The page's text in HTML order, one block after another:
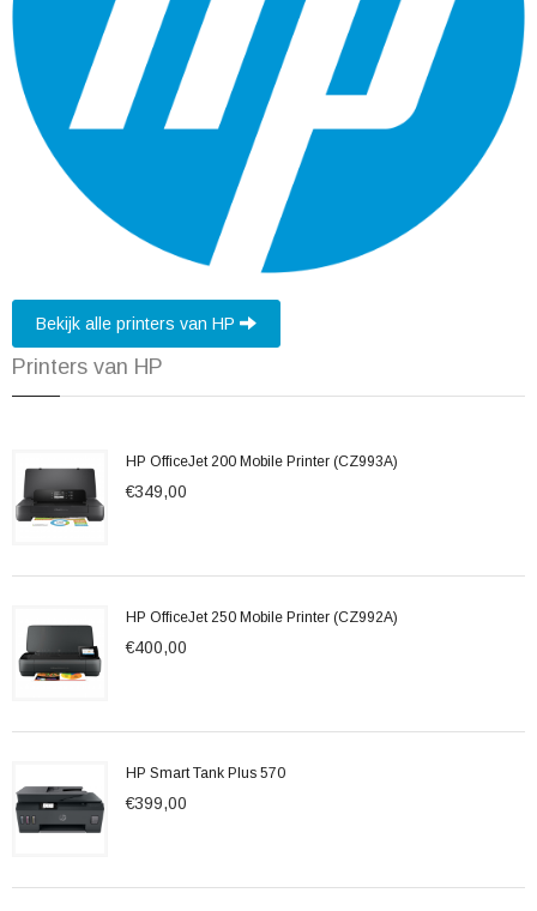
Bekijk alle printers van HP
Printers van HP
HP OfficeJet 200 Mobile Printer (CZ993A)
€349,00
HP OfficeJet 250 Mobile Printer (CZ992A)
€400,00
HP Smart Tank Plus 570
€399,00